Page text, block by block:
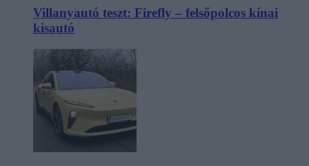
Villanyautó teszt: Firefly – felsőpolcos kínai
kisautó